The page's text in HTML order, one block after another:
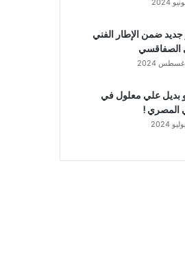
جديد ضمن الإطار الفني
الصفاقسي
بديل علي معلول في
المصري !